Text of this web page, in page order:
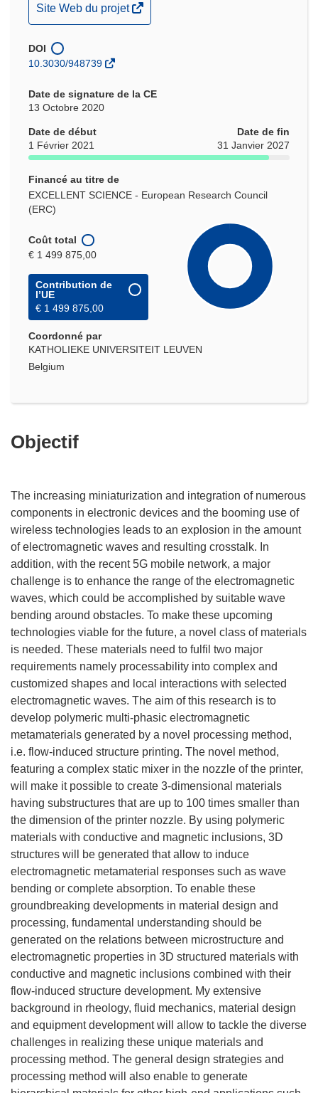
(s’ouvre
dans
une
nouvelle
Site Web du projet
DOI
10.3030/948739
Date de signature de la CE
13 Octobre 2020
Date de début
1 Février 2021
Date de fin
31 Janvier 2027
Financé au titre de
EXCELLENT SCIENCE - European Research Council
(ERC)
Coût total
€ 1 499 875,00
Contribution de
l’UE
€ 1 499 875,00
Coordonné par
KATHOLIEKE UNIVERSITEIT LEUVEN
Belgium
Objectif
The increasing miniaturization and integration of numerous
components in electronic devices and the booming use of
wireless technologies leads to an explosion in the amount
of electromagnetic waves and resulting crosstalk. In
addition, with the recent 5G mobile network, a major
challenge is to enhance the range of the electromagnetic
waves, which could be accomplished by suitable wave
bending around obstacles. To make these upcoming
technologies viable for the future, a novel class of materials
is needed. These materials need to fulfil two major
requirements namely processability into complex and
customized shapes and local interactions with selected
electromagnetic waves. The aim of this research is to
develop polymeric multi-phasic electromagnetic
metamaterials generated by a novel processing method,
i.e. flow-induced structure printing. The novel method,
featuring a complex static mixer in the nozzle of the printer,
will make it possible to create 3-dimensional materials
having substructures that are up to 100 times smaller than
the dimension of the printer nozzle. By using polymeric
materials with conductive and magnetic inclusions, 3D
structures will be generated that allow to induce
electromagnetic metamaterial responses such as wave
bending or complete absorption. To enable these
groundbreaking developments in material design and
processing, fundamental understanding should be
generated on the relations between microstructure and
electromagnetic properties in 3D structured materials with
conductive and magnetic inclusions combined with their
flow-induced structure development. My extensive
background in rheology, fluid mechanics, material design
and equipment development will allow to tackle the diverse
challenges in realizing these unique materials and
processing method. The general design strategies and
processing method will also enable to generate